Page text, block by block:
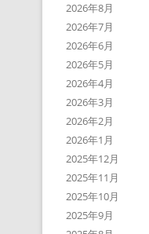
2026年8月
2026年7月
2026年6月
2026年5月
2026年4月
2026年3月
2026年2月
2026年1月
2025年12月
2025年11月
2025年10月
2025年9月